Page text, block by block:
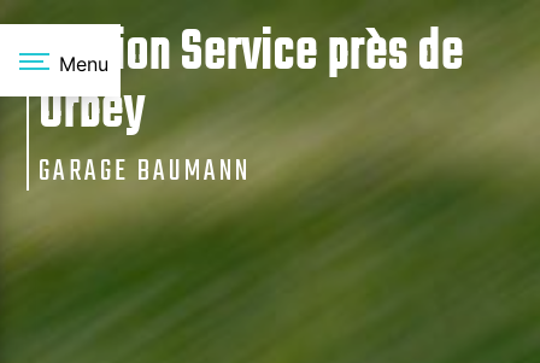
Menu
Station Service près de
Orbey
GARAGE BAUMANN